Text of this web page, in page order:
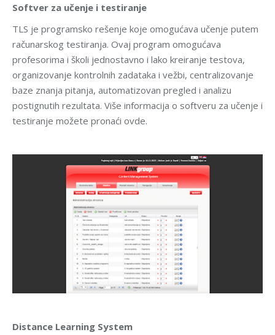
Softver za učenje i testiranje
TLS je programsko rešenje koje omogućava učenje putem
računarskog testiranja. Ovaj program omogućava
profesorima i školi jednostavno i lako kreiranje testova,
organizovanje kontrolnih zadataka i vežbi, centralizovanje
baze znanja pitanja, automatizovan pregled i analizu
postignutih rezultata. Više informacija o softveru za učenje i
testiranje možete pronaći ovde.
Distance Learning System